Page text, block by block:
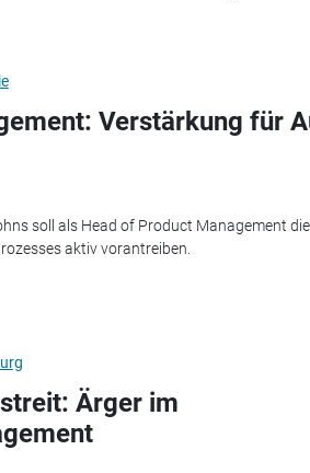
Verstärkung für
soll als Head of Product Management
aktiv vorantreiben.
Ärger im